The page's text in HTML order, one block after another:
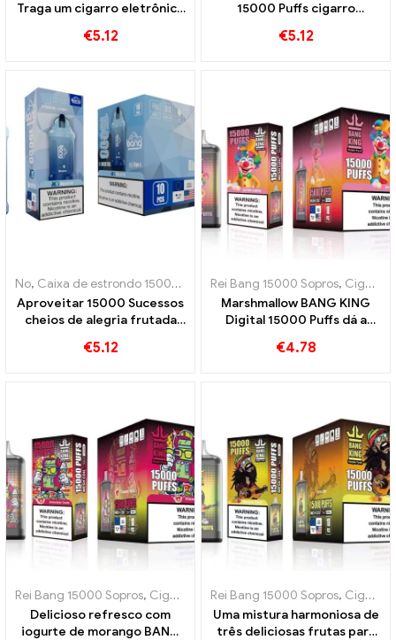
Traga um cigarro eletrônico
experimentar a doçura das
€5.12
15000 Puffs cigarro
experiência de sabor
€5.12
No, Caixa de estrondo 15000 Sopro ,Cigarros eletrônicos
Aproveitar 15000 Sucessos
cheios de alegria frutada
Pod perfeito para vapers
€5.12
Rei Bang 15000 Sopros, Cigarros eletrônicos descartáveis ​​Suécia
Marshmallow BANG KING
Digital 15000 Puffs dá a
marshmallow doce
€4.78
Rei Bang 15000 Sopros, Cigarros eletrônicos descartáveis ​​Suécia
Delicioso refresco com
iogurte de morango BANG
Rei Bang 15000 Sopros, Cigarros eletrônicos descartáveis ​​Suécia
Uma mistura harmoniosa de
três deliciosas frutas para